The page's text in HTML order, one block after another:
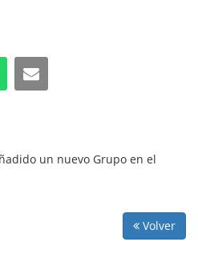
un nuevo Grupo en el
Volver